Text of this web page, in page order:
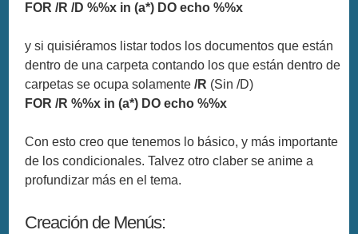
FOR /R /D %%x in (a*) DO echo %%x
y si quisiéramos listar todos los documentos que están
dentro de una carpeta contando los que están dentro de
carpetas se ocupa solamente/R (Sin /D)
FOR /R %%x in (a*) DO echo %%x
Con esto creo que tenemos lo básico, y más importante
de los condicionales. Talvez otro claber se anime a
profundizar más en el tema.
Creación de Menús: